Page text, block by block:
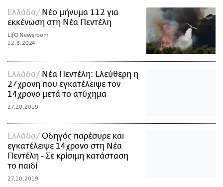
Ελλάδα
Νέο μήνυμα 112 για
εκκένωση στη Νέα Πεντέλη
LifO Newsroom
12.8.2024
Ελλάδα
Νέα Πεντέλη: Ελεύθερη η
27χρονη που εγκατέλειψε τον
14χρονο μετά το ατύχημα
27.10.2019
Ελλάδα
Οδηγός παρέσυρε και
εγκατέλειψε 14χρονο στη Νέα
Πεντέλη - Σε κρίσιμη κατάσταση
το παιδί
27.10.2019